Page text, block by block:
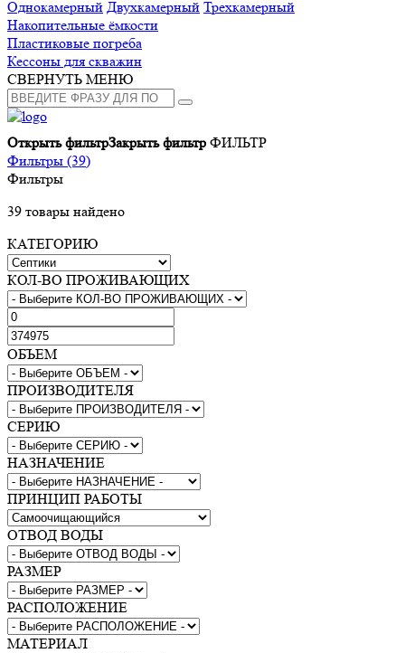
Однокамерный Двухкамерный Трехкамерный
Накопительные ёмкости
Пластиковые погреба
Кессоны для скважин
СВЕРНУТЬ МЕНЮ
Открыть фильтрЗакрыть фильтр ФИЛЬТР
Фильтры (39)
Фильтры
39 товары найдено
КАТЕГОРИЮ
КОЛ-ВО ПРОЖИВАЮЩИХ
ОБЪЕМ
ПРОИЗВОДИТЕЛЯ
СЕРИЮ
НАЗНАЧЕНИЕ
ПРИНЦИП РАБОТЫ
ОТВОД ВОДЫ
РАЗМЕР
РАСПОЛОЖЕНИЕ
МАТЕРИАЛ